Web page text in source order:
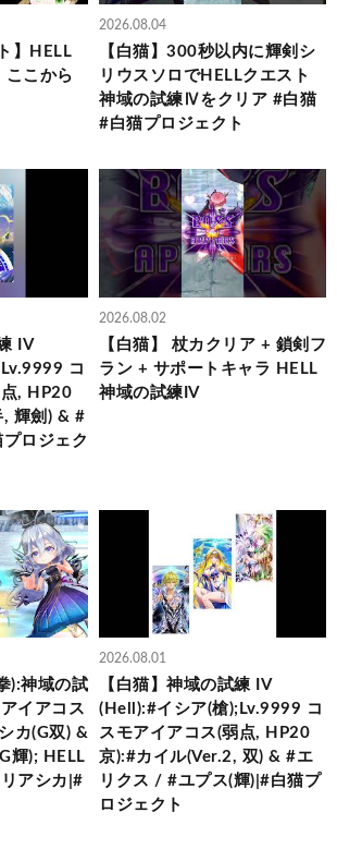
】HELL
ここから
2026.08.04
【白猫】300秒以内に輝剣シ
リウスソロでHELLクエスト
神域の試練Ⅳをクリア #白猫
#白猫プロジェクト
IV
コ
, HP20
, 輝劍) & #
ロジェク
2026.08.02
【白猫】 杖カクリア + 鎖剣フ
ラン + サポートキャラ HELL
神域の試練IV
):神域の試
イアコス
カ(G双) &
輝); HELL
アシカ|#
2026.08.01
【白猫】神域の試練 IV
(Hell):#イシア(槍);Lv.9999 コ
スモアイアコス(弱点, HP20
京):#カイル(Ver.2, 双) & #エ
リクス / #ユプス(輝)|#白猫プ
ロジェクト